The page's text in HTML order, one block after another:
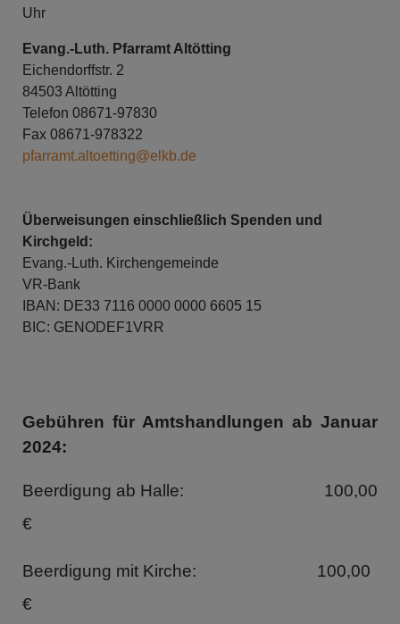
Uhr
Evang.-Luth. Pfarramt Altötting
Eichendorffstr. 2
84503 Altötting
Telefon 08671-97830
Fax 08671-978322
pfarramt.altoetting@elkb.de
Überweisungen einschließlich Spenden und
Kirchgeld:
Evang.-Luth. Kirchengemeinde
VR-Bank
IBAN: DE33 7116 0000 0000 6605 15
BIC: GENODEF1VRR
Gebühren für Amtshandlungen ab Januar
2024:
Beerdigung ab Halle: 100,00
€
Beerdigung mit Kirche: 100,00
€